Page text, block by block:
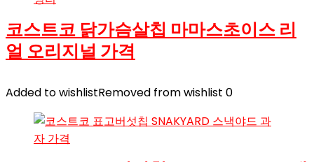
코스트코 닭가슴살칩 마마스초이스 리
얼 오리지널 가격
Added to wishlistRemoved from wishlist 0